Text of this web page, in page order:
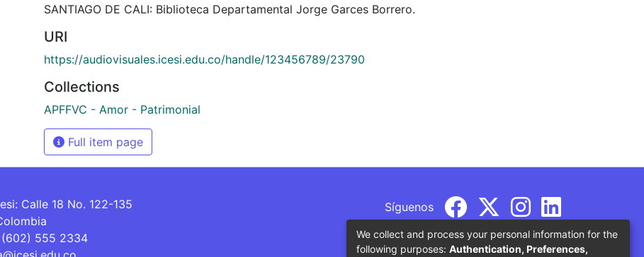
SANTIAGO DE CALI: Biblioteca Departamental Jorge Garces Borrero.
URI
https://audiovisuales.icesi.edu.co/handle/123456789/23790
Collections
APFFVC - Amor - Patrimonial
Full item page
Calle 18 No. 122-135
555 2334
Síguenos
We collect and process your personal information for the
following purposes: Authentication, Preferences,